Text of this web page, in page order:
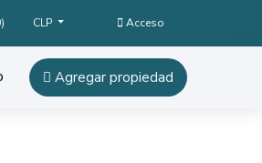
) CLP Acceso
Agregar propiedad